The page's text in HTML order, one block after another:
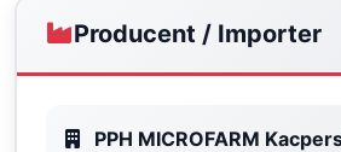
Producent / Importer
PPH MICROFARM